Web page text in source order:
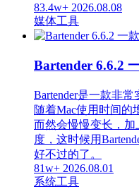
83.4w+ 2026.08.08
媒体工具
Bartender 6.6.2
Bartender是一款非常
随着Mac使用时间的
而然会慢慢变长，
度，这时候用
好不过的了。
81w+ 2026.08.01
系统工具